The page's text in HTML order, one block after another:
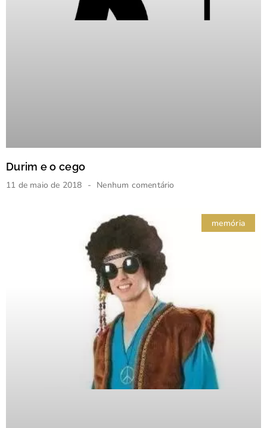
Durim e o cego
11 de maio de 2018 Nenhum comentário
memória